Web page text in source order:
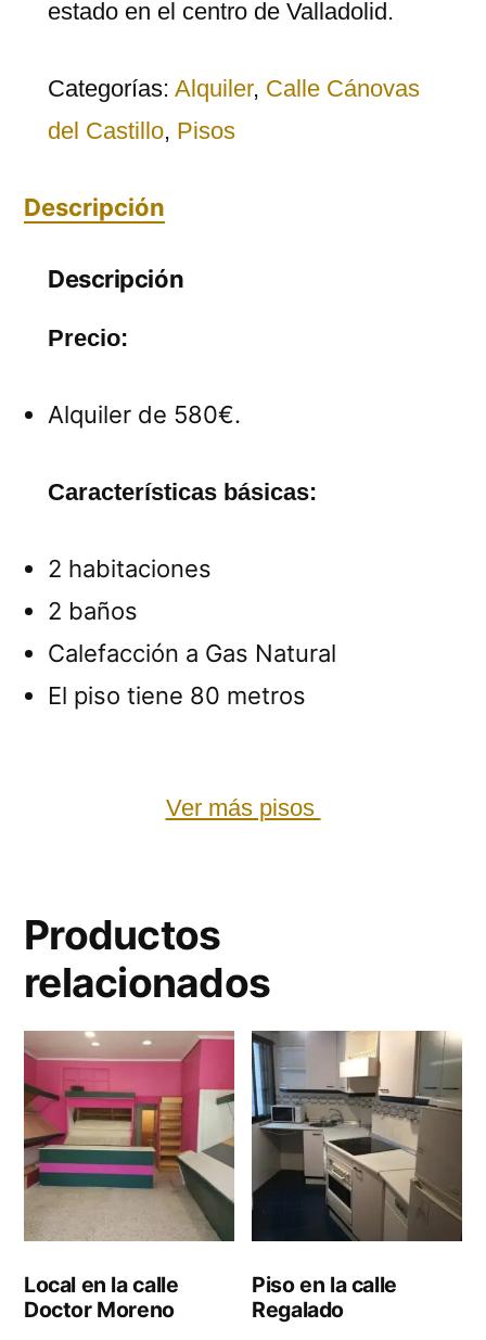
estado en el centro de Valladolid.
Categorías: Alquiler, Calle Cánovas
del Castillo, Pisos
Descripción
Descripción
Precio:
Alquiler de 580€.
Características básicas:
2 habitaciones
2 baños
Calefacción a Gas Natural
El piso tiene 80 metros
Ver más pisos
Productos
relacionados
Local en la calle
Doctor Moreno
Piso en la calle
Regalado